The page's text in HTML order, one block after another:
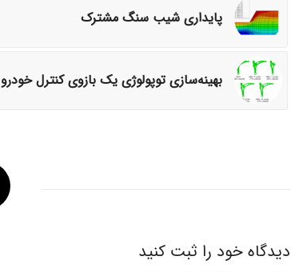
پایداری شیب سنگ مشترک
بهینه‌سازی توپولوژی یک بازوی کنترل خودرو
دیدگاه خود را ثبت کنید